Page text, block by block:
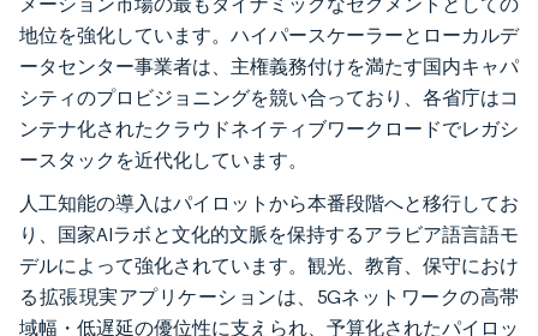
地位を強化しています。ハイパースケーラーとローカルデ
ータセンター事業者は、主権義務付けを満たす国内キャパ
シティのプロビジョニングを競い合っており、各省庁はコ
ンテナ化されたクラウドネイティブワークロードでレガシ
ースタックを近代化しています。
人工知能の導入はパイロットから本番段階へと移行してお
り、国家AIラボと文化的文脈を保持するアラビア語言語モ
デルによって強化されています。観光、教育、保守におけ
る拡張現実アプリケーションは、5Gネットワークの高帯
域幅・低遅延の優位性に支えられ、予算化されたパイロッ